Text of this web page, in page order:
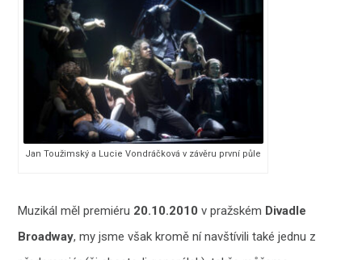
Jan Toužimský a Lucie Vondráčková v závěru první půle
Muzikál měl premiéru 20.10.2010v pražském Divadle
Broadway, my jsme však kromě ní navštívili také jednu z